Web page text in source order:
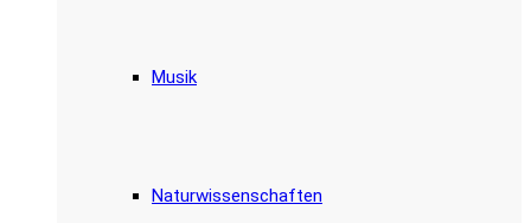
Musik
Naturwissenschaften